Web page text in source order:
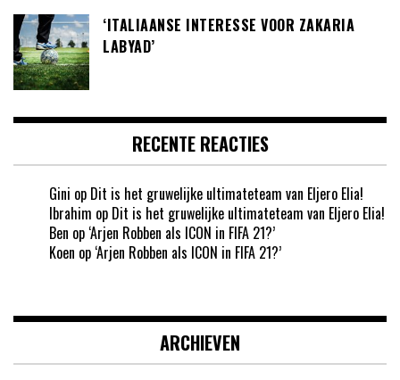
‘ITALIAANSE INTERESSE VOOR ZAKARIA
LABYAD’
RECENTE REACTIES
Gini op Dit is het gruwelijke ultimateteam van Eljero Elia!
Ibrahim op Dit is het gruwelijke ultimateteam van Eljero Elia!
Ben op ‘Arjen Robben als ICON in FIFA 21?’
Koen op ‘Arjen Robben als ICON in FIFA 21?’
ARCHIEVEN